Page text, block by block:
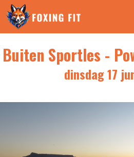
Buiten Sportles -
dinsdag 17